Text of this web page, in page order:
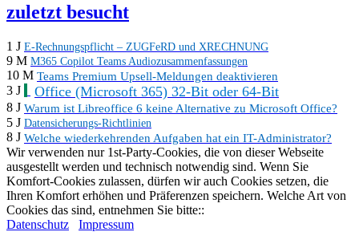
zuletzt besucht
1 J E-Rechnungspflicht – ZUGFeRD und XRECHNUNG
9 M M365 Copilot Teams Audiozusammenfassungen
10 M Teams Premium Upsell-Meldungen deaktivieren
3 J Office (Microsoft 365) 32-Bit oder 64-Bit
8 J Warum ist Libreoffice 6 keine Alternative zu Microsoft Office?
5 J Datensicherungs-Richtlinien
8 J Welche wiederkehrenden Aufgaben hat ein IT-Administrator?
Wir verwenden nur 1st-Party-Cookies, die von dieser Webseite
ausgestellt werden und technisch notwendig sind. Wenn Sie
Komfort-Cookies zulassen, dürfen wir auch Cookies setzen, die
Ihren Komfort erhöhen und Präferenzen speichern. Welche Art von
Cookies das sind, entnehmen Sie bitte::
Datenschutz
Impressum